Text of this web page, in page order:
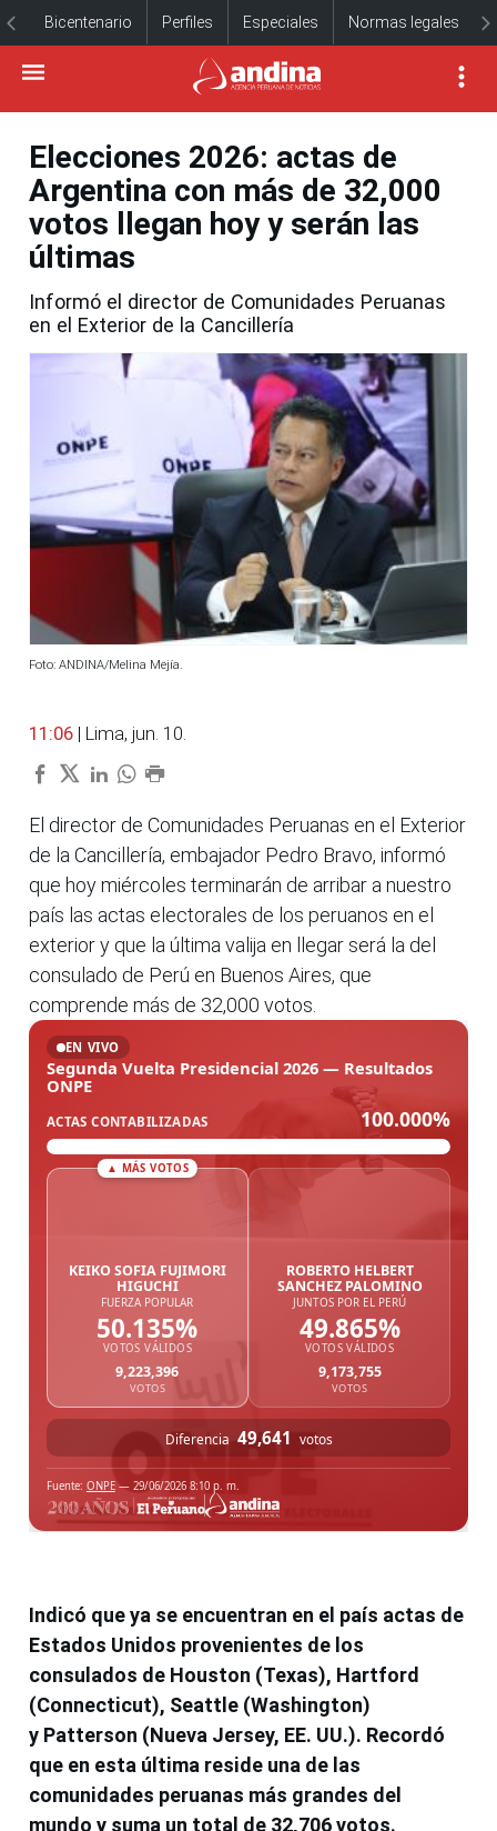
Bicentenario Perfiles Especiales Normas legales
Elecciones 2026: actas de
Argentina con más de 32,000
votos llegan hoy y serán las
últimas
Informó el director de Comunidades Peruanas
en el Exterior de la Cancillería
Foto: ANDINA/Melina Mejía.
11:06 | Lima, jun. 10.
El director de Comunidades Peruanas en el Exterior
de la Cancillería, embajador Pedro Bravo, informó
que hoy miércoles terminarán de arribar a nuestro
país las actas electorales de los peruanos en el
exterior y que la última valija en llegar será la del
consulado de Perú en Buenos Aires, que
comprende más de 32,000 votos.
Indicó que ya se encuentran en el país actas de
Estados Unidos provenientes de los
consulados de Houston (Texas), Hartford
(Connecticut), Seattle (Washington)
y Patterson (Nueva Jersey, EE. UU.). Recordó
que en esta última reside una de las
comunidades peruanas más grandes del
mundo y suma un total de 32,706 votos.